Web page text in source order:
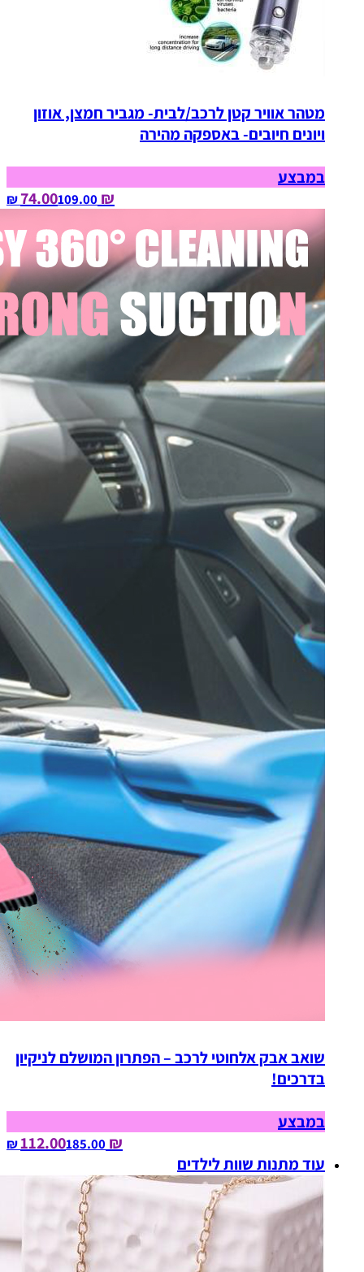
מטהר אוויר קטן לרכב/לבית- מגביר חמצן, אוזון
ויונים חיובים- באספקה מהירה
במבצע
₪ 74.00
109.00‏ ₪
שואב אבק אלחוטי לרכב – הפתרון המושלם לניקיון
בדרכים!
במבצע
₪ 112.00
185.00‏ ₪
עוד מתנות שוות לילדים